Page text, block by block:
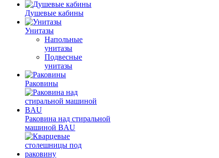
Душевые кабины
Унитазы
Напольные
унитазы
Подвесные
унитазы
Раковины
Раковина над стиральной
машиной BAU